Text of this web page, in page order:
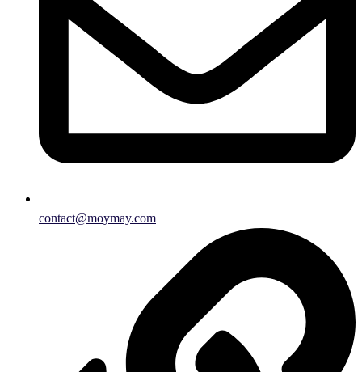
contact@moymay.com